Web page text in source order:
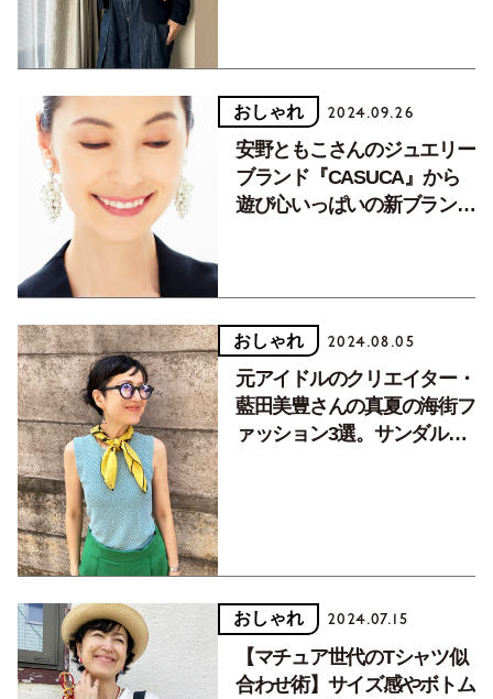
おしゃれ 2024.09.26
安野ともこさんのジュエリー
ブランド『CASUCA』から
遊び心いっぱいの新ブランド
おしゃれ 2024.08.05
元アイドルのクリエイター・
藍田美豊さんの真夏の海街フ
ァッション3選。サンダルコ
おしゃれ 2024.07.15
【マチュア世代のTシャツ似
合わせ術】サイズ感やボトム